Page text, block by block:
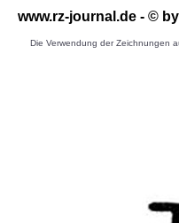
www.rz-journal.de - ©
Die Verwendung der Zeichnungen